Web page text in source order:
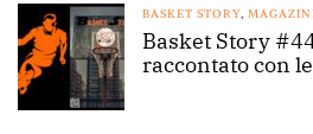
BASKET STORY,
Basket Story
raccontato con